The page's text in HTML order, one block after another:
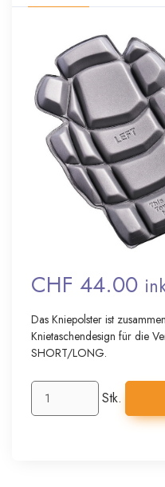
CHF 44.00
Das Kniepolster ist
Knietaschendesign für die
SHORT/LONG.
Stk.